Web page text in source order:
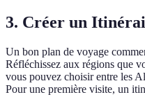
3. Créer un
Un bon plan de voyage
Réfléchissez aux régions que
vous pouvez choisir entre les
Pour une première visite, un